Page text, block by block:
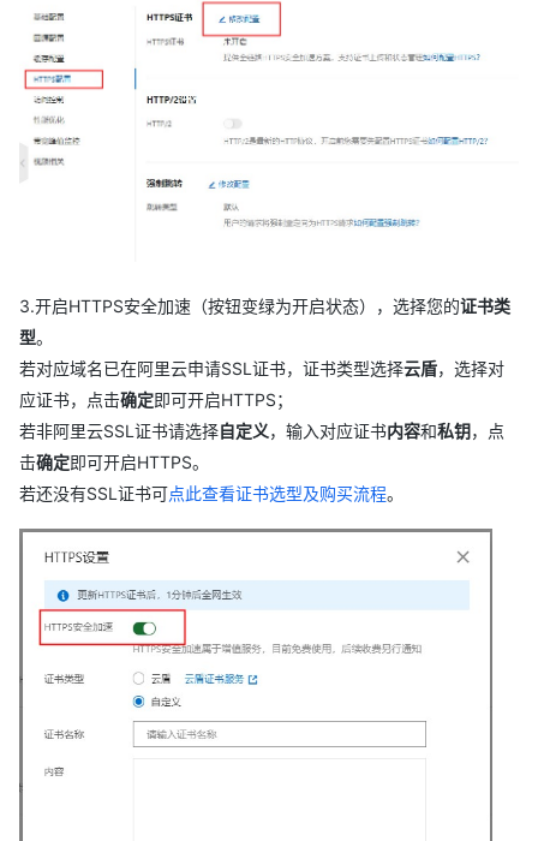
3.开启HTTPS安全加速（按钮变绿为开启状态），选择您的证书类
型。
若对应域名已在阿里云申请SSL证书，证书类型选择云盾，选择对
应证书，点击确定即可开启HTTPS；
若非阿里云SSL证书请选择自定义，输入对应证书内容和私钥，点
击确定即可开启HTTPS。
若还没有SSL证书可点此查看证书选型及购买流程。